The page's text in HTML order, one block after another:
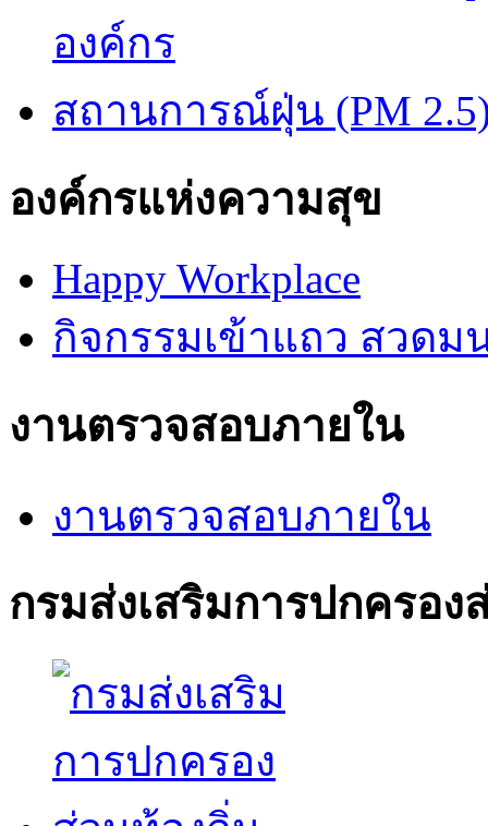
องค์กร
สถานการณ์ฝุ่น (PM
องค์กรแห่งความสุข
Happy Workplace
กิจกรรมเข้าแถว สวดม
งานตรวจสอบภายใน
งานตรวจสอบภายใน
กรมส่งเสริมการปกครอ